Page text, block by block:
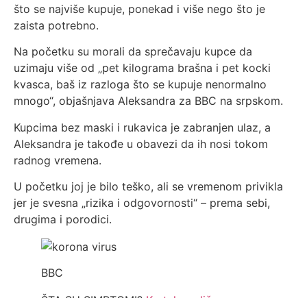
što se najviše kupuje, ponekad i više nego što je
zaista potrebno.
Na početku su morali da sprečavaju kupce da
uzimaju više od „pet kilograma brašna i pet kocki
kvasca, baš iz razloga što se kupuje nenormalno
mnogo“, objašnjava Aleksandra za BBC na srpskom.
Kupcima bez maski i rukavica je zabranjen ulaz, a
Aleksandra je takođe u obavezi da ih nosi tokom
radnog vremena.
U početku joj je bilo teško, ali se vremenom privikla
jer je svesna „rizika i odgovornosti“ – prema sebi,
drugima i porodici.
BBC